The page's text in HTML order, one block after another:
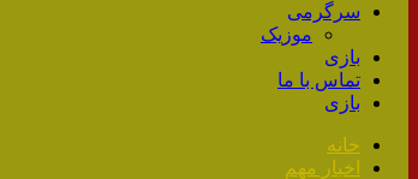
سرگرمی
موزیک
بازی
تماس با ما
بازی
خانه
اخبار مهم